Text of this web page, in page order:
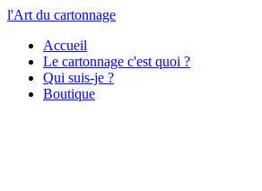
l'Art du cartonnage
Accueil
Le cartonnage c'est quoi ?
Qui suis-je ?
Boutique